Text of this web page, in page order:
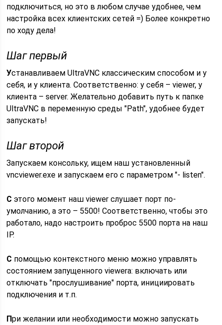
подключиться, но это в любом случае удобнее, чем
настройка всех клиентских сетей =) Более конкретно
по ходу дела!
Шаг первый
Устанавливаем UltraVNC классическим способом и у
себя, и у клиента. Соответственно: у себя – viewer, у
клиента – server. Желательно добавить путь к папке
UltraVNC в переменную среды "Path", удобнее будет
запускать!
Шаг второй
Запускаем консольку, ищем наш установленный
vncviewer.exe и запускаем его с параметром "- listen".
С этого момент наш viewer слушает порт по-
умолчанию, а это – 5500! Соответственно, чтобы это
работало, надо настроить проброс 5500 порта на наш
IP.
С помощью контекстного меню можно управлять
состоянием запущенного viewerа: включать или
отключать "прослушивание" порта, инициировать
подключения и т.п.
При желании или необходимости можно запускать